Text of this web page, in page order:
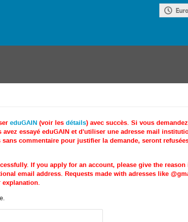
eduGAIN (voir les détails) avec succès. Si vous
essayé eduGAIN et d'utiliser une adresse mail
commentaire pour justifier la demande, seront
If you apply for an account, please give the
email address. Requests made with adresses like